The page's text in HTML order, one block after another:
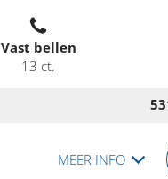
Vast bellen
13 ct.
MEER INFO